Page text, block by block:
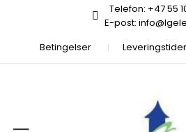
Telefon: +47 55
E-post:
Betingelser
Leveringstider